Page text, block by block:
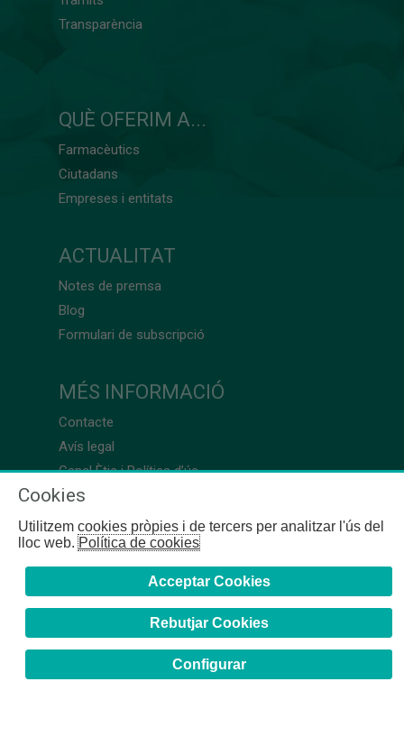
Transparència
QUÈ OFERIM A...
Farmacèutics
Ciutadans
Empreses i entitats
ACTUALITAT
Notes de premsa
Blog
Formulari de subscripció
MÉS INFORMACIÓ
Contacte
Avís legal
Canal Ètic i Política d’ús
Cookies
Utilitzem cookies pròpies i de tercers per analitzar l'ús del
lloc web.Política de cookies
Acceptar Cookies
Rebutjar Cookies
Configurar